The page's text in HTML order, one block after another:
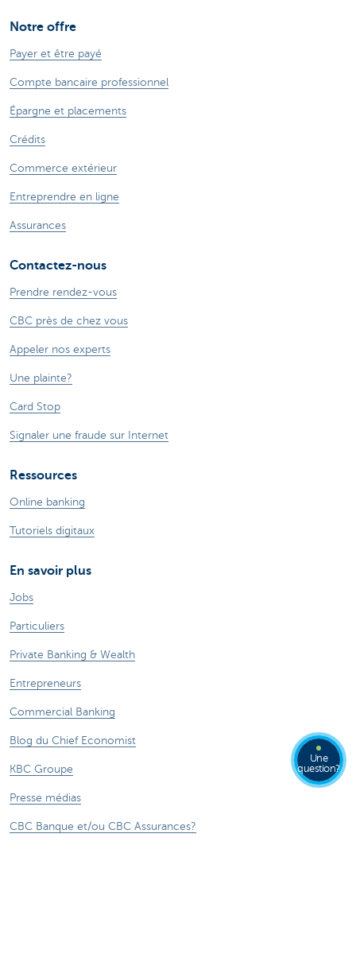
Notre offre
Payer et être payé
Compte bancaire professionnel
Épargne et placements
Crédits
Commerce extérieur
Entreprendre en ligne
Assurances
Contactez-nous
Prendre rendez-vous
CBC près de chez vous
Appeler nos experts
Une plainte?
Card Stop
Signaler une fraude sur Internet
Ressources
Online banking
Tutoriels digitaux
En savoir plus
Jobs
Particuliers
Private Banking & Wealth
Entrepreneurs
Commercial Banking
Blog du Chief Economist
KBC Groupe
Presse médias
CBC Banque et/ou CBC Assurances?
Une
question?